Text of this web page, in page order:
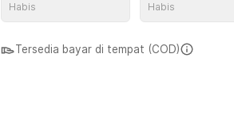
Habis Habis
Tersedia bayar di tempat (COD)